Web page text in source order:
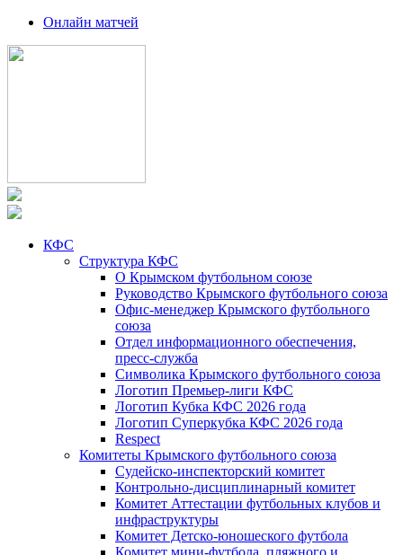
Онлайн матчей
КФС
Структура КФС
О Крымском футбольном союзе
Руководство Крымского футбольного союза
Офис-менеджер Крымского футбольного
союза
Отдел информационного обеспечения,
пресс-служба
Символика Крымского футбольного союза
Логотип Премьер-лиги КФС
Логотип Кубка КФС 2026 года
Логотип Суперкубка КФС 2026 года
Respect
Комитеты Крымского футбольного союза
Судейско-инспекторский комитет
Контрольно-дисциплинарный комитет
Комитет Аттестации футбольных клубов и
инфраструктуры
Комитет Детско-юношеского футбола
Комитет мини-футбола, пляжного и